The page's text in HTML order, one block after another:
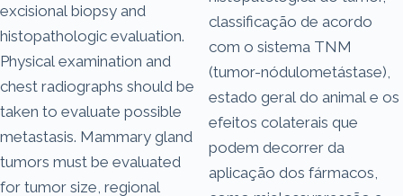
excisional biopsy and
histopathologic evaluation.
Physical examination and
chest radiographs should be
taken to evaluate possible
metastasis. Mammary gland
tumors must be evaluated
for tumor size, regional
classificação de acordo
com o sistema TNM
(tumor-nódulometástase),
estado geral do animal e os
efeitos colaterais que
podem decorrer da
aplicação dos fármacos,